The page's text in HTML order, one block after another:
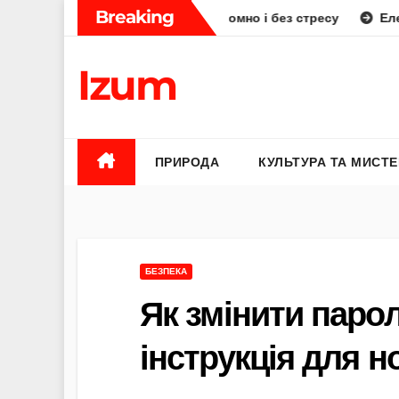
Breaking
смачно, економно і без стресу Елена Бюнь
Izum
ПРИРОДА КУЛЬТУРА ТА
БЕЗПЕКА
Як змінити
інструкція для